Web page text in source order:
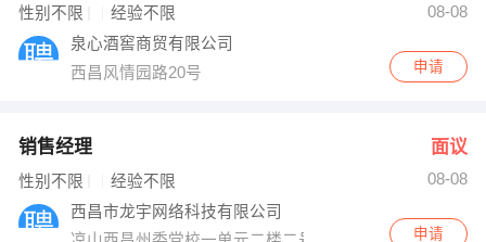
性别不限 经验不限
08-08
泉心酒窖商贸有限公司
西昌风情园路20号
申请
销售经理 面议
性别不限 经验不限
08-08
西昌市龙宇网络科技有限公司
申请